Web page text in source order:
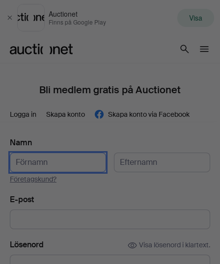
Stäng
Auctionet
Finns på Google Play Visa
Bli medlem gratis på Auctionet
Logga in Skapa konto Skapa konto via Facebook
Namn
Företagskund?
E-post
Lösenord Visa lösenord i klartext.